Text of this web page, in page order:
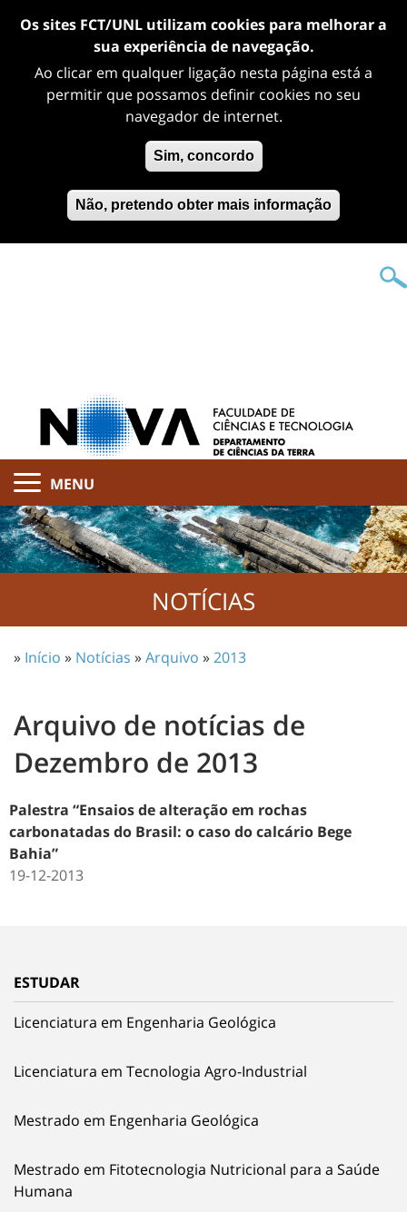
Os sites FCT/UNL utilizam cookies para melhorar a
sua experiência de navegação.
Ao clicar em qualquer ligação nesta página está a
permitir que possamos definir cookies no seu
navegador de internet.
Sim, concordo
Não, pretendo obter mais informação
MENU
NOTÍCIAS
» Início » Notícias »Arquivo »2013
Arquivo de notícias de
Dezembro de 2013
Palestra “Ensaios de alteração em rochas
carbonatadas do Brasil: o caso do calcário Bege
Bahia”
19-12-2013
ESTUDAR
Licenciatura em Engenharia Geológica
Licenciatura em Tecnologia Agro-Industrial
Mestrado em Engenharia Geológica
Mestrado em Fitotecnologia Nutricional para a Saúde
Humana